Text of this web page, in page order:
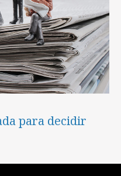
para decidir